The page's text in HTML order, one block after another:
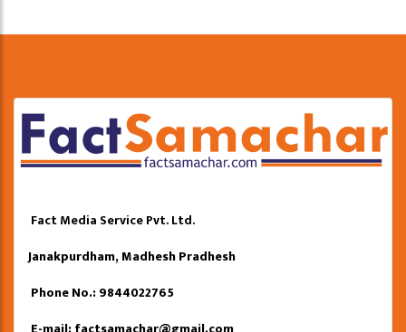
Fact Media Service Pvt. Ltd.
Janakpurdham, Madhesh Pradhesh
Phone No.: 9844022765